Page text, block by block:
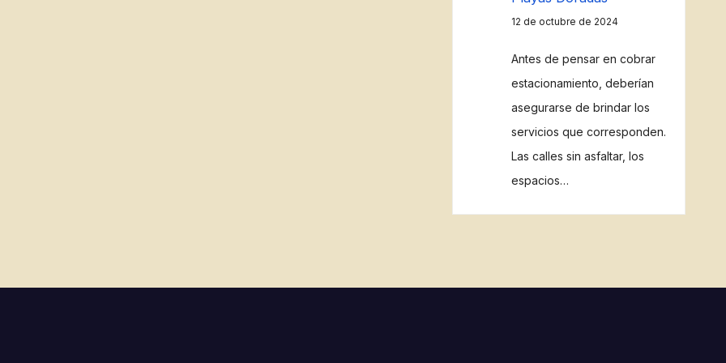
12 de octubre de 2024
Antes de pensar en cobrar
estacionamiento, deberían
asegurarse de brindar los
servicios que corresponden.
Las calles sin asfaltar, los
espacios…